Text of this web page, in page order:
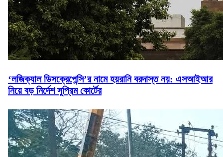
‘লজিক্যাল ডিসক্রেপেন্সি’র নামে হয়রানি বরদাস্ত নয়: এসআইআর
নিয়ে বড় নির্দেশ সুপ্রিম কোর্টের